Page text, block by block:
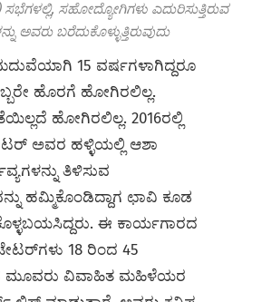
ಸಭೆಗಳಲ್ಲಿ, ಸಹೋದ್ಯೋಗಿಗಳು ಎದುರಿಸುತ್ತಿರುವ
ಅವರು ಬರೆದುಕೊಳ್ಳುತ್ತಿರುವುದು
15 ವರ್ಷಗಳಾಗಿದ್ದರೂ
ಹೊರಗೆ ಹೋಗಿರಲಿಲ್ಲ.
ಹೋಗಿರಲಿಲ್ಲ. 2016ರಲ್ಲಿ
ಅವರ ಹಳ್ಳಿಯಲ್ಲಿ ಆಶಾ
ತಿಳಿಸುವ
ಹಮ್ಮಿಕೊಂಡಿದ್ದಾಗ ಛಾವಿ ಕೂಡ
ಈ ಕಾರ್ಯಗಾರದ
18 ರಿಂದ 45
ಮೂವರು ವಿವಾಹಿತ ಮಹಿಳೆಯರ